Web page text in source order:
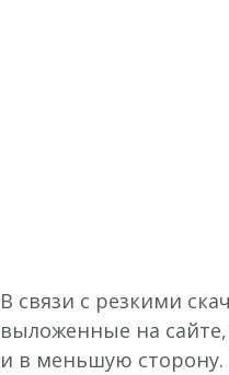
В связи с резкими
выложенные на
и в меньшую сторону.